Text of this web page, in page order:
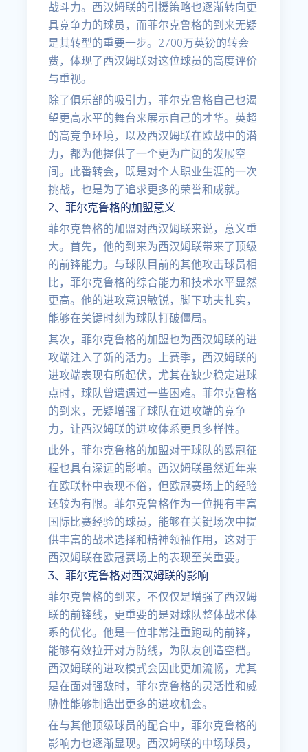
战斗力。西汉姆联的引援策略也逐渐转向更
具竞争力的球员，而菲尔克鲁格的到来无疑
是其转型的重要一步。2700万英镑的转会
费，体现了西汉姆联对这位球员的高度评价
与重视。
除了俱乐部的吸引力，菲尔克鲁格自己也渴
望更高水平的舞台来展示自己的才华。英超
的高竞争环境，以及西汉姆联在欧战中的潜
力，都为他提供了一个更为广阔的发展空
间。此番转会，既是对个人职业生涯的一次
挑战，也是为了追求更多的荣誉和成就。
2、菲尔克鲁格的加盟意义
菲尔克鲁格的加盟对西汉姆联来说，意义重
大。首先，他的到来为西汉姆联带来了顶级
的前锋能力。与球队目前的其他攻击球员相
比，菲尔克鲁格的综合能力和技术水平显然
更高。他的进攻意识敏锐，脚下功夫扎实，
能够在关键时刻为球队打破僵局。
其次，菲尔克鲁格的加盟也为西汉姆联的进
攻端注入了新的活力。上赛季，西汉姆联的
进攻端表现有所起伏，尤其在缺少稳定进球
点时，球队曾遭遇过一些困难。菲尔克鲁格
的到来，无疑增强了球队在进攻端的竞争
力，让西汉姆联的进攻体系更具多样性。
此外，菲尔克鲁格的加盟对于球队的欧冠征
程也具有深远的影响。西汉姆联虽然近年来
在欧联杯中表现不俗，但欧冠赛场上的经验
还较为有限。菲尔克鲁格作为一位拥有丰富
国际比赛经验的球员，能够在关键场次中提
供丰富的战术选择和精神领袖作用，这对于
西汉姆联在欧冠赛场上的表现至关重要。
3、菲尔克鲁格对西汉姆联的影响
菲尔克鲁格的到来，不仅仅是增强了西汉姆
联的前锋线，更重要的是对球队整体战术体
系的优化。他是一位非常注重跑动的前锋，
能够有效拉开对方防线，为队友创造空档。
西汉姆联的进攻模式会因此更加流畅，尤其
是在面对强敌时，菲尔克鲁格的灵活性和威
胁性能够制造出更多的进攻机会。
在与其他顶级球员的配合中，菲尔克鲁格的
影响力也逐渐显现。西汉姆联的中场球员，